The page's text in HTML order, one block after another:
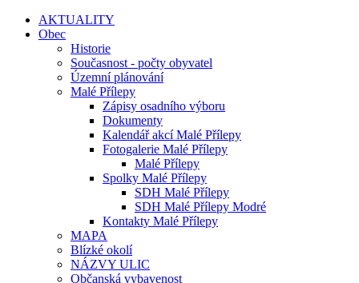
AKTUALITY
Obec
Historie
Současnost - počty obyvatel
Územní plánování
Malé Přílepy
Zápisy osadního výboru
Dokumenty
Kalendář akcí Malé Přílepy
Fotogalerie Malé Přílepy
Malé Přílepy
Spolky Malé Přílepy
SDH Malé Přílepy
SDH Malé Přílepy Modré
Kontakty Malé Přílepy
MAPA
Blízké okolí
NÁZVY ULIC
Občanská vybavenost